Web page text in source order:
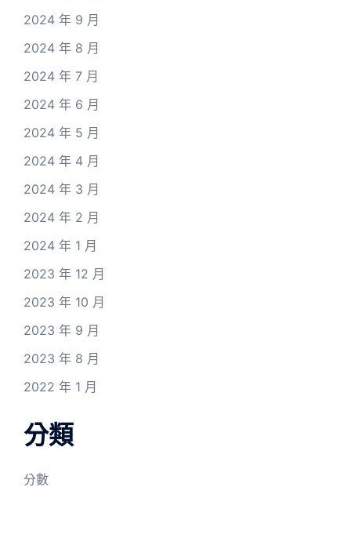
2024 年 9 月
2024 年 8 月
2024 年 7 月
2024 年 6 月
2024 年 5 月
2024 年 4 月
2024 年 3 月
2024 年 2 月
2024 年 1 月
2023 年 12 月
2023 年 10 月
2023 年 9 月
2023 年 8 月
2022 年 1 月
分類
分數